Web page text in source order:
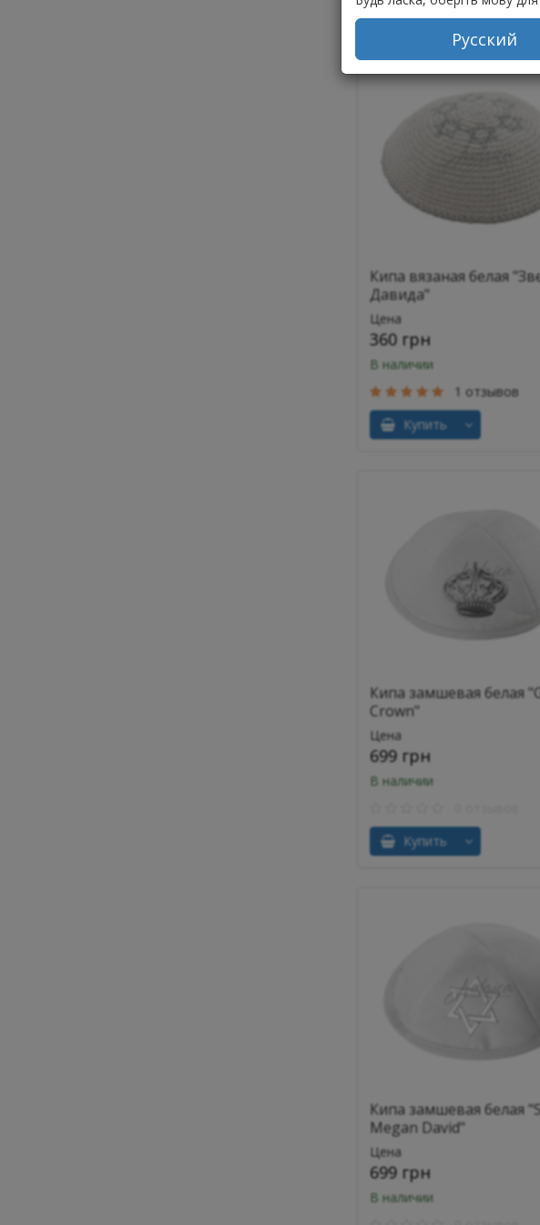
Русский
Купить
Кипа вязаная белая
Давида"
Цена
360 грн
В наличии
1 отзывов
Купить
Кипа замшевая белая
Crown"
Цена
699 грн
В наличии
Купить
Кипа замшевая белая
Megan David"
Цена
699 грн
В наличии